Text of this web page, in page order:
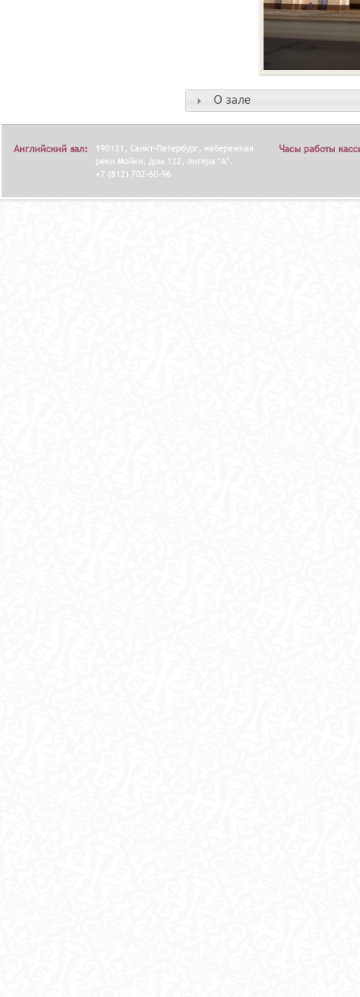
О зале
Английский зал:
190121, Санкт-Петербург, набережная
реки Мойки, дом 122, литера "А".
+7 (812) 702-60-96
Часы работы